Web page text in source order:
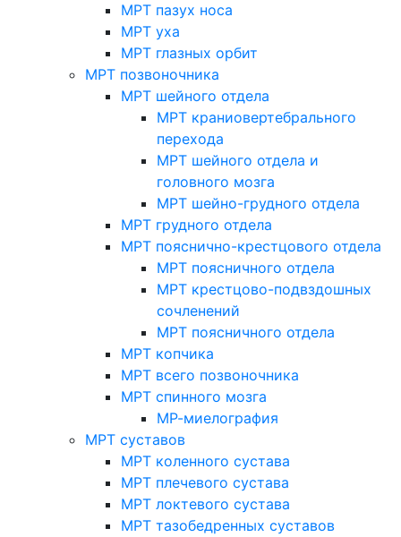
МРТ пазух носа
МРТ уха
МРТ глазных орбит
МРТ позвоночника
МРТ шейного отдела
МРТ краниовертебрального
перехода
МРТ шейного отдела и
головного мозга
МРТ шейно-грудного отдела
МРТ грудного отдела
МРТ пояснично-крестцового отдела
МРТ поясничного отдела
МРТ крестцово-подвздошных
сочленений
МРТ поясничного отдела
МРТ копчика
МРТ всего позвоночника
МРТ спинного мозга
МР-миелография
МРТ суставов
МРТ коленного сустава
МРТ плечевого сустава
МРТ локтевого сустава
МРТ тазобедренных суставов